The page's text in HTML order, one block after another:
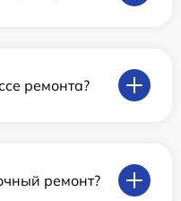
ремонта?
ремонт?